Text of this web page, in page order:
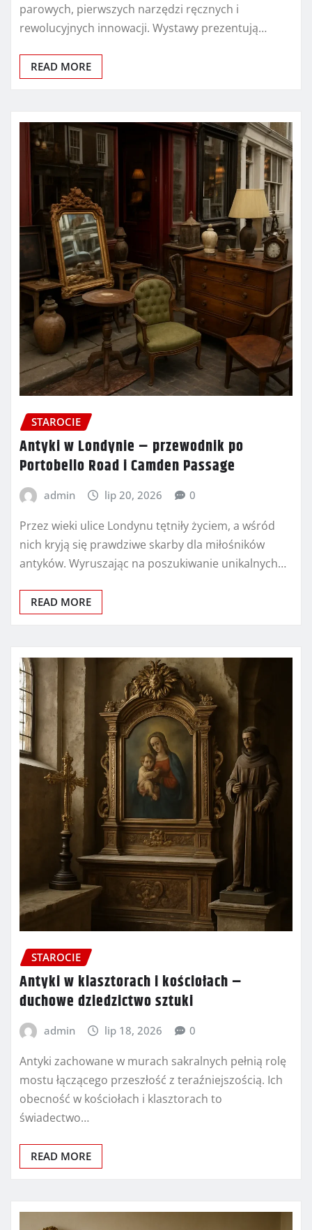
parowych, pierwszych narzędzi ręcznych i
rewolucyjnych innowacji. Wystawy prezentują…
READ MORE
STAROCIE
Antyki w Londynie – przewodnik po
Portobello Road i Camden Passage
admin lip 20, 2026 0
Przez wieki ulice Londynu tętniły życiem, a wśród
nich kryją się prawdziwe skarby dla miłośników
antyków. Wyruszając na poszukiwanie unikalnych…
READ MORE
STAROCIE
Antyki w klasztorach i kościołach –
duchowe dziedzictwo sztuki
admin lip 18, 2026 0
Antyki zachowane w murach sakralnych pełnią rolę
mostu łączącego przeszłość z teraźniejszością. Ich
obecność w kościołach i klasztorach to
świadectwo…
READ MORE